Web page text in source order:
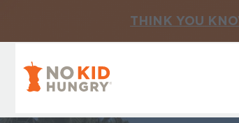
THINK YOU